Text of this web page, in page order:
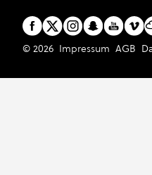
© 2026 Impressum AGB